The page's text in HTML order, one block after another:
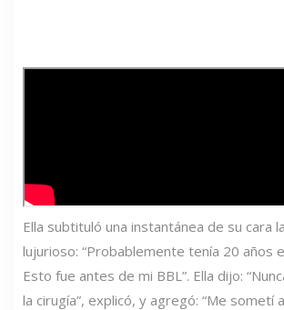
Ella subtituló una instantánea de su cara
lujurioso: “Probablemente tenía 20 años
Esto fue antes de mi BBL”. Ella dijo:
la cirugía”, explicó, y agregó: “Me sometí